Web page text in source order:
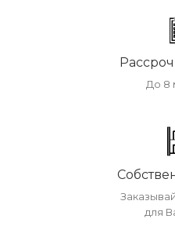
До 8
для